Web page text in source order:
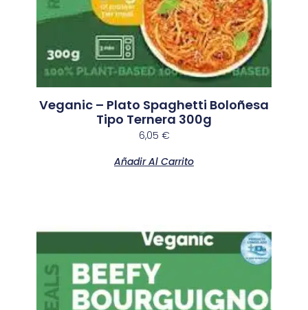
Veganic – Plato Spaghetti Boloñesa
Tipo Ternera 300g
6,05 €
Añadir Al Carrito